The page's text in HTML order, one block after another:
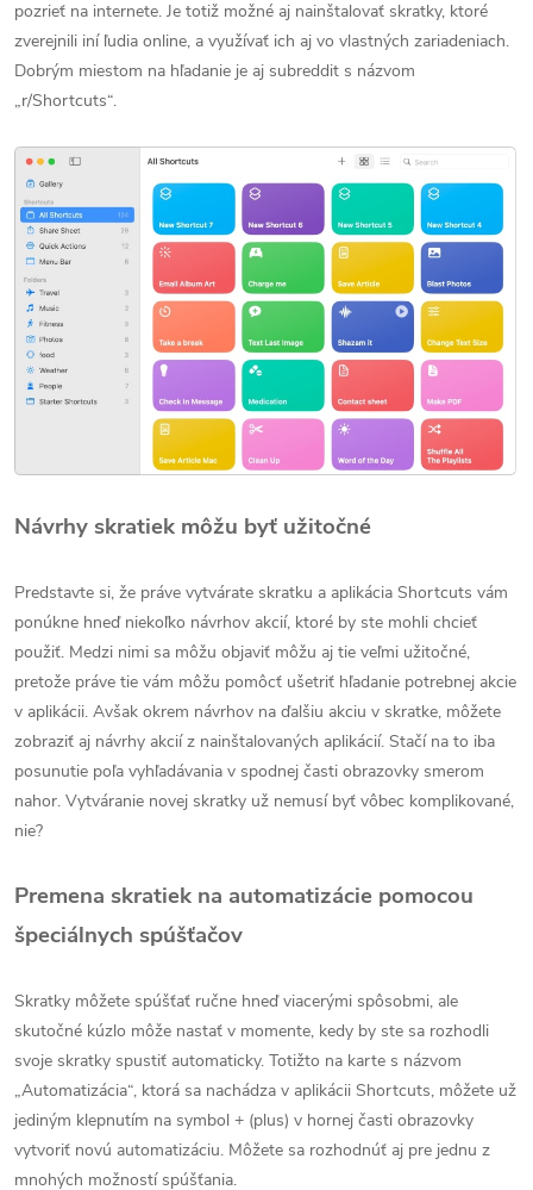
pozrieť na internete. Je totiž možné aj nainštalovať skratky, ktoré
zverejnili iní ľudia online, a využívať ich aj vo vlastných zariadeniach.
Dobrým miestom na hľadanie je aj subreddit s názvom
„r/Shortcuts“.
Návrhy skratiek môžu byť užitočné
Predstavte si, že práve vytvárate skratku a aplikácia Shortcuts vám
ponúkne hneď niekoľko návrhov akcií, ktoré by ste mohli chcieť
použiť. Medzi nimi sa môžu objaviť môžu aj tie veľmi užitočné,
pretože práve tie vám môžu pomôcť ušetriť hľadanie potrebnej akcie
v aplikácii. Avšak okrem návrhov na ďalšiu akciu v skratke, môžete
zobraziť aj návrhy akcií z nainštalovaných aplikácií. Stačí na to iba
posunutie poľa vyhľadávania v spodnej časti obrazovky smerom
nahor. Vytváranie novej skratky už nemusí byť vôbec komplikované,
nie?
Premena skratiek na automatizácie pomocou
špeciálnych spúšťačov
Skratky môžete spúšťať ručne hneď viacerými spôsobmi, ale
skutočné kúzlo môže nastať v momente, kedy by ste sa rozhodli
svoje skratky spustiť automaticky. Totižto na karte s názvom
„Automatizácia“, ktorá sa nachádza v aplikácii Shortcuts, môžete už
jediným klepnutím na symbol + (plus) v hornej časti obrazovky
vytvoriť novú automatizáciu. Môžete sa rozhodnúť aj pre jednu z
mnohých možností spúšťania.